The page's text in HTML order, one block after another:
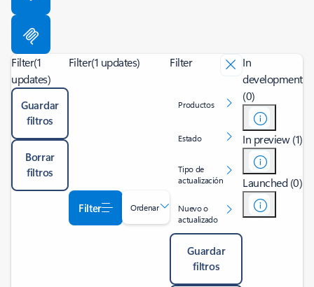
Filter(1
updates)
Guardar
filtros
Borrar
filtros
Filter(1 updates)
Filter Ordenar
Filter
Productos
Estado
Tipo de
actualización
Nuevo o
actualizado
Guardar
filtros
In
development
(0)
In preview (1)
Launched (0)